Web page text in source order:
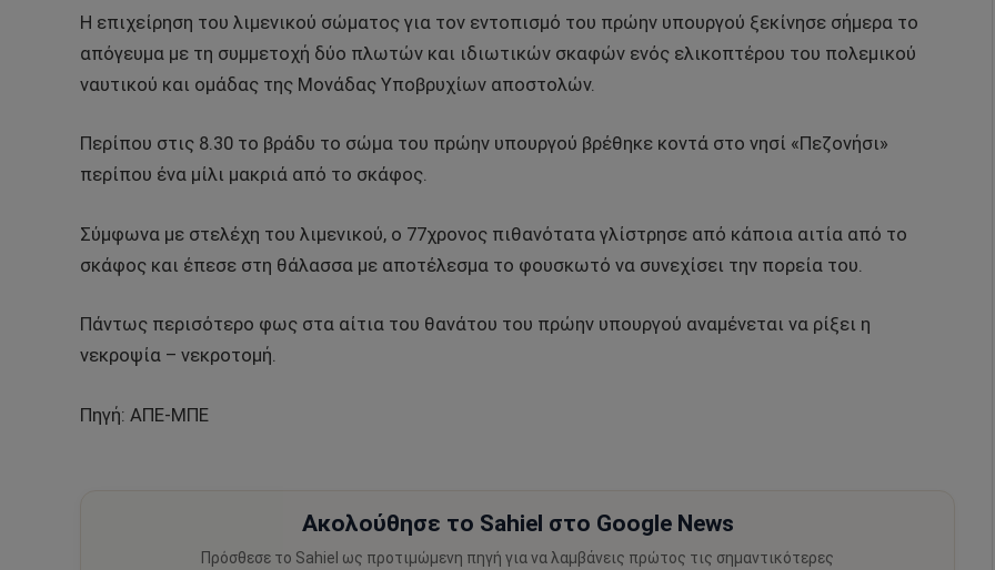
Η επιχείρηση του λιμενικού σώματος για τον εντοπισμό του πρώην υπουργού ξεκίνησε σήμερα το
απόγευμα με τη συμμετοχή δύο πλωτών και ιδιωτικών σκαφών ενός ελικοπτέρου του πολεμικού
ναυτικού και ομάδας της Μονάδας Υποβρυχίων αποστολών.
Περίπου στις 8.30 το βράδυ το σώμα του πρώην υπουργού βρέθηκε κοντά στο νησί «Πεζονήσι»
περίπου ένα μίλι μακριά από το σκάφος.
Σύμφωνα με στελέχη του λιμενικού, ο 77χρονος πιθανότατα γλίστρησε από κάποια αιτία από το
σκάφος και έπεσε στη θάλασσα με αποτέλεσμα το φουσκωτό να συνεχίσει την πορεία του.
Πάντως περισότερο φως στα αίτια του θανάτου του πρώην υπουργού αναμένεται να ρίξει η
νεκροψία – νεκροτομή.
Πηγή: ΑΠΕ-ΜΠΕ
Ακολούθησε το Sahiel στο Google News
Πρόσθεσε το Sahiel ως προτιμώμενη πηγή για να λαμβάνεις πρώτος τις σημαντικότερες